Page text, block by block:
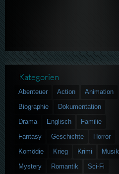
Kategorien
Abenteuer Action
Animation
Biographie
Dokumentation
Drama
Englisch
Familie
Fantasy
Geschichte
Horror
Komödie
Krieg Krimi
Musik
Mystery
Romantik
Sci-Fi